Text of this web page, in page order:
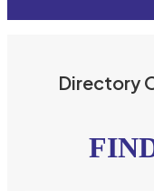
Directory